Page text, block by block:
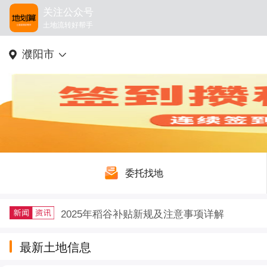
关注公众号
土地流转好帮手
濮阳市
委托找地
2025年稻谷补贴新规及注意事项详解
户籍迁出再迁回，土地征收补偿要不要给？
最新土地信息